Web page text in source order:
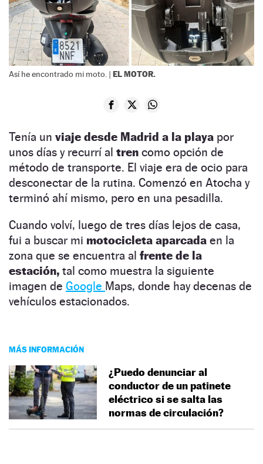
Así he encontrado mi moto. | EL MOTOR.
Tenía un viaje desde Madrid a la playa por
unos días y recurrí al tren como opción de
método de transporte. El viaje era de ocio para
desconectar de la rutina. Comenzó en Atocha y
terminó ahí mismo, pero en una pesadilla.
Cuando volví, luego de tres días lejos de casa,
fui a buscar mi motocicleta aparcada en la
zona que se encuentra al frente de la
estación, tal como muestra la siguiente
imagen de Google Maps, donde hay decenas de
vehículos estacionados.
MÁS INFORMACIÓN
¿Puedo denunciar al
conductor de un patinete
eléctrico si se salta las
normas de circulación?